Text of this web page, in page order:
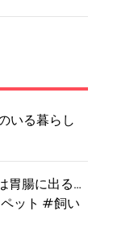
いる暮らし
胃腸に出る…
ット #飼い